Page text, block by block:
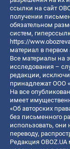
ссылки на сайт
получении
обязательном
систем,
https://
материал в первом
Все материалы на
исследования –
редакции,
принадлежат ООО
На все
имеет
«Об авторских
без письменного
использовать,
переводу,
Редакция